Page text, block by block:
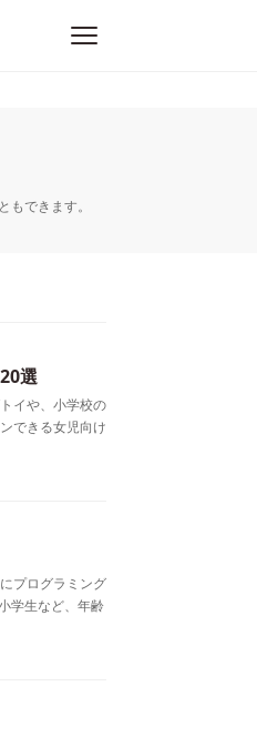
できます。
選
イや、小学校の
できる女児向け
プログラミング
学生など、年齢